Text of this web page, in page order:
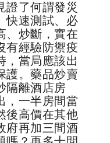
證了何謂發災
快速測試、必
、炒斷，實在
有經驗防禦疫
，當局應該出
護。藥品炒賣
隔離酒店房
，一半房間當
後高價在其他
府再加三間酒